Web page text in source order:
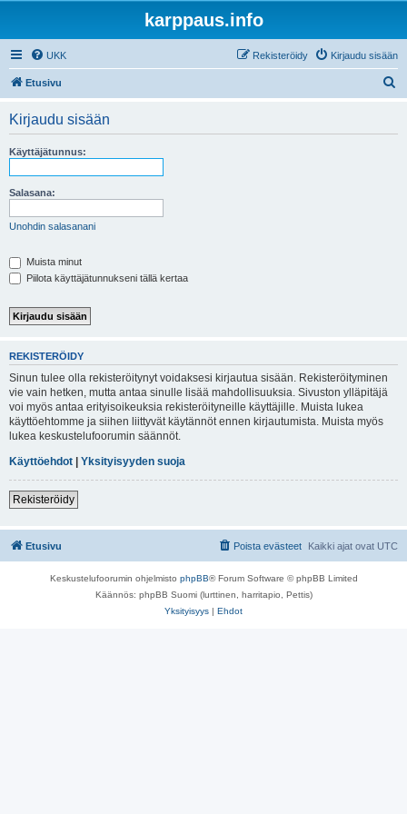
karppaus.info
UKK Kirjaudu sisään
Rekisteröidy
Etusivu
Kirjaudu sisään
Käyttäjätunnus:
Salasana:
Unohdin salasanani
Muista minut
Piilota käyttäjätunnukseni tällä kertaa
REKISTERÖIDY
Sinun tulee olla rekisteröitynyt voidaksesi kirjautua sisään. Rekisteröityminen
vie vain hetken, mutta antaa sinulle lisää mahdollisuuksia. Sivuston ylläpitäjä
voi myös antaa erityisoikeuksia rekisteröityneille käyttäjille. Muista lukea
käyttöehtomme ja siihen liittyvät käytännöt ennen kirjautumista. Muista myös
lukea keskustelufoorumin säännöt.
Käyttöehdot | Yksityisyyden suoja
Rekisteröidy
Etusivu Kaikki ajat ovat UTC
Poista evästeet
Keskustelufoorumin ohjelmisto phpBB® Forum Software © phpBB Limited
Käännös: phpBB Suomi (lurttinen, harritapio, Pettis)
Yksityisyys | Ehdot